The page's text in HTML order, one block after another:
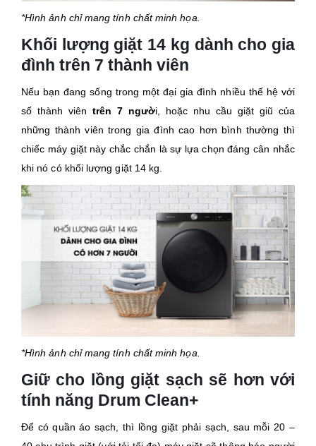
*Hình ảnh chỉ mang tính chất minh họa.
Khối lượng giặt 14 kg dành cho gia
đình trên 7 thành viên
Nếu bạn đang sống trong một đại gia đình nhiều thế hệ với
số thành viên trên 7 người, hoặc nhu cầu giặt giũ của
những thành viên trong gia đình cao hơn bình thường thì
chiếc máy giặt này chắc chắn là sự lựa chọn đáng cân nhắc
khi nó có khối lượng giặt 14 kg.
*Hình ảnh chỉ mang tính chất minh họa.
Giữ cho lồng giặt sạch sẽ hơn với
tính năng Drum Clean+
Để có quần áo sạch, thì lồng giặt phải sạch, sau mỗi 20 –